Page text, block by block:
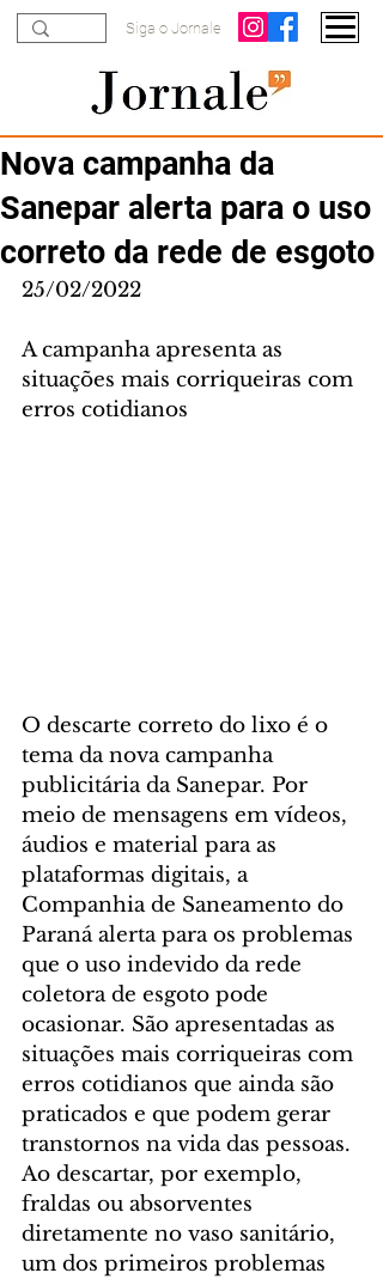
Siga o Jornale
Nova campanha da
Sanepar alerta para o uso
correto da rede de esgoto
25/02/2022
A campanha apresenta as
situações mais corriqueiras com
erros cotidianos
O descarte correto do lixo é o
tema da nova campanha
publicitária da Sanepar. Por
meio de mensagens em vídeos,
áudios e material para as
plataformas digitais, a
Companhia de Saneamento do
Paraná alerta para os problemas
que o uso indevido da rede
coletora de esgoto pode
ocasionar. São apresentadas as
situações mais corriqueiras com
erros cotidianos que ainda são
praticados e que podem gerar
transtornos na vida das pessoas.
Ao descartar, por exemplo,
fraldas ou absorventes
diretamente no vaso sanitário,
um dos primeiros problemas